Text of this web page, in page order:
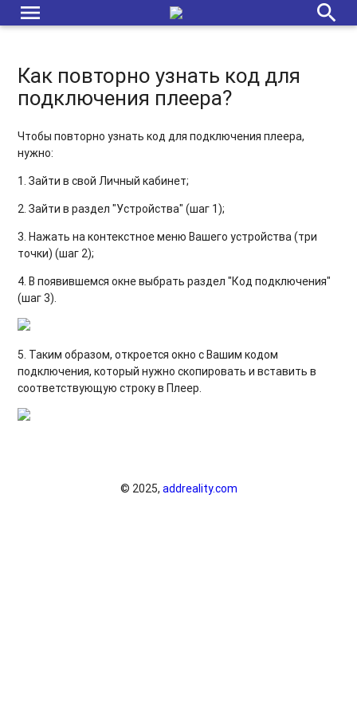
menu
Работает ли Addreality Player на Проф. панелях?
Чёрный экран. Что делать?
Подходят ли операционные системы Windows 10 для Digital
Signage?
Сбой в работе плеера. Что делать?
Не удается подключить плеер к платформе
Механизмы целостности и отказоустойчивости
Как изменить ориентацию экрана для панели Samsung
SSSP10?
search
Как повторно узнать код для
подключения плеера?
Чтобы повторно узнать код для подключения плеера,
нужно:
1. Зайти в свой Личный кабинет;
2. Зайти в раздел "Устройства" (шаг 1);
3. Нажать на контекстное меню Вашего устройства (три
точки) (шаг 2);
4. В появившемся окне выбрать раздел "Код подключения"
(шаг 3).
5. Таким образом, откроется окно с Вашим кодом
подключения, который нужно скопировать и вставить в
соответствующую строку в Плеер.
© 2025, addreality.com